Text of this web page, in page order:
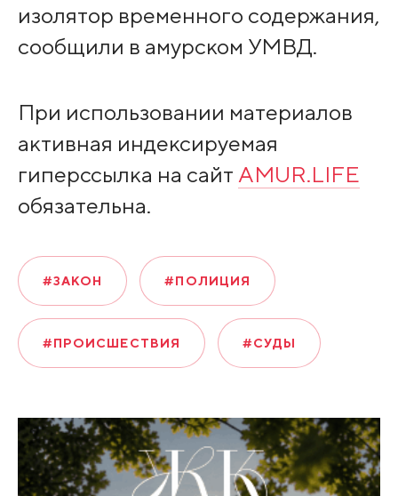
изолятор временного содержания,
сообщили в амурском УМВД.
При использовании материалов
активная индексируемая
гиперссылка на сайт AMUR.LIFE
обязательна.
#ЗАКОН #ПОЛИЦИЯ
#ПРОИСШЕСТВИЯ #СУДЫ